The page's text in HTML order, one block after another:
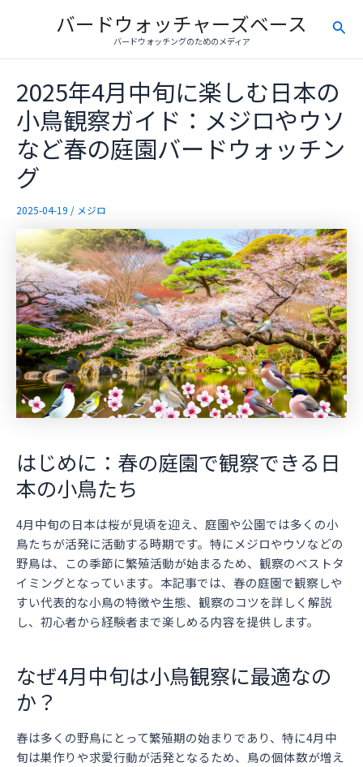
バードウォッチャーズベース
バードウォッチングのためのメディア
検
2025年4月中旬に楽しむ日本の
小鳥観察ガイド：メジロやウソ
など春の庭園バードウォッチン
グ
2025-04-19 / メジロ
はじめに：春の庭園で観察できる日
本の小鳥たち
4月中旬の日本は桜が見頃を迎え、庭園や公園では多くの小
鳥たちが活発に活動する時期です。特にメジロやウソなどの
野鳥は、この季節に繁殖活動が始まるため、観察のベストタ
イミングとなっています。本記事では、春の庭園で観察しや
すい代表的な小鳥の特徴や生態、観察のコツを詳しく解説
し、初心者から経験者まで楽しめる内容を提供します。
なぜ4月中旬は小鳥観察に最適なの
か？
春は多くの野鳥にとって繁殖期の始まりであり、特に4月中
旬は巣作りや求愛行動が活発となるため、鳥の個体数が増え